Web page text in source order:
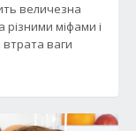
величезна
різними міфами і
ваги